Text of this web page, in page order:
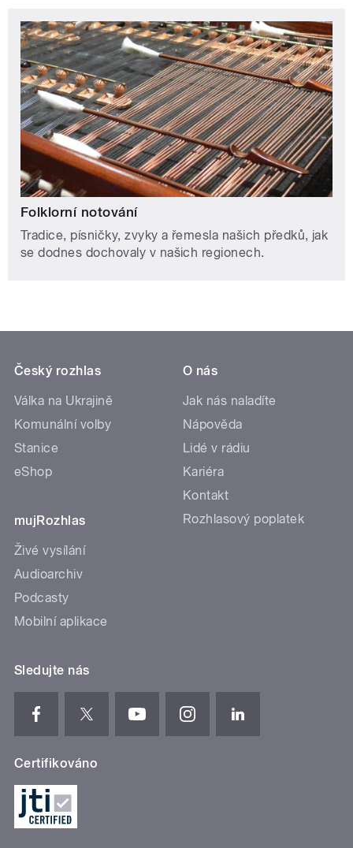
Folklorní notování
Tradice, písničky, zvyky a řemesla našich předků, jak
se dodnes dochovaly v našich regionech.
Český rozhlas
Válka na Ukrajině
Komunální volby
Stanice
eShop
mujRozhlas
Živé vysílání
Audioarchiv
Podcasty
Mobilní aplikace
O nás
Jak nás naladíte
Nápověda
Lidé v rádiu
Kariéra
Kontakt
Rozhlasový poplatek
Sledujte nás
Certifikováno